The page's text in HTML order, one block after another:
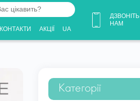
КОНТАКТИ АКЦІЇ UA
ДЗВОНІТЬ
НАМ
Категорії